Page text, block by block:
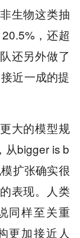
生物这类抽
，还超
还另外做了
近一成的提
大的模型规
从bigger is b
扩张确实很
表现。人类
同样至关重
更加接近人